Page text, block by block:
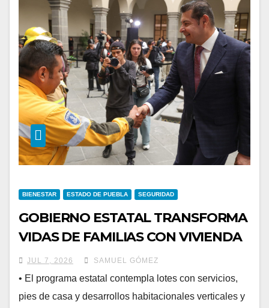
BIENESTAR ESTADO DE PUEBLA SEGURIDAD
GOBIERNO ESTATAL TRANSFORMA
VIDAS DE FAMILIAS CON VIVIENDA
“POR AMOR A PUEBLA”
JUL 7, 2026 SAMUEL GÓMEZ
• El programa estatal contempla lotes con servicios,
pies de casa y desarrollos habitacionales verticales y